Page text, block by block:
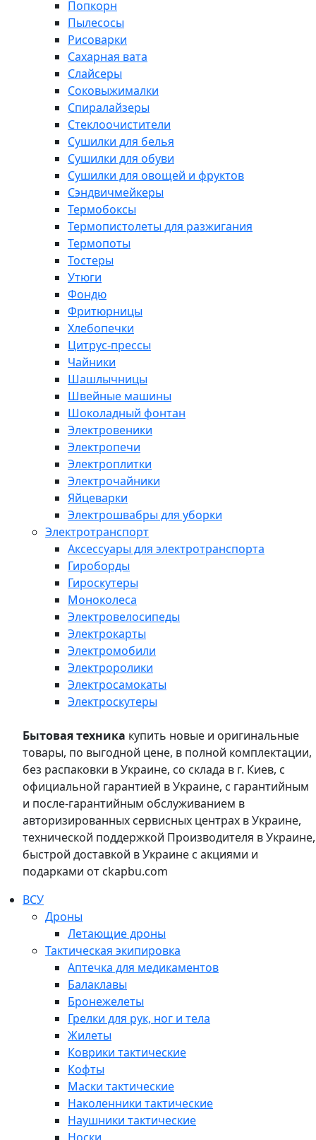
Попкорн
Пылесосы
Рисоварки
Сахарная вата
Слайсеры
Соковыжималки
Спиралайзеры
Стеклоочистители
Сушилки для белья
Сушилки для обуви
Сушилки для овощей и фруктов
Сэндвичмейкеры
Термобоксы
Термопистолеты для разжигания
Термопоты
Тостеры
Утюги
Фондю
Фритюрницы
Хлебопечки
Цитрус-прессы
Чайники
Шашлычницы
Швейные машины
Шоколадный фонтан
Электровеники
Электропечи
Электроплитки
Электрочайники
Яйцеварки
Электрошвабры для уборки
Электротранспорт
Аксессуары для электротранспорта
Гироборды
Гироскутеры
Моноколеса
Электровелосипеды
Электрокарты
Электромобили
Электроролики
Электросамокаты
Электроскутеры
Бытовая техника купить новые и оригинальные
товары, по выгодной цене, в полной комплектации,
без распаковки в Украине, со склада в г. Киев, с
официальной гарантией в Украине, с гарантийным
и после-гарантийным обслуживанием в
авторизированных сервисных центрах в Украине,
технической поддержкой Производителя в Украине,
быстрой доставкой в Украине с акциями и
подарками от ckapbu.com
ВСУ
Дроны
Летающие дроны
Тактическая экипировка
Аптечка для медикаментов
Балаклавы
Бронежелеты
Грелки для рук, ног и тела
Жилеты
Коврики тактические
Кофты
Маски тактические
Наколенники тактические
Наушники тактические